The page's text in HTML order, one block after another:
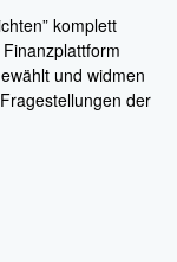
komplett
und widmen
der